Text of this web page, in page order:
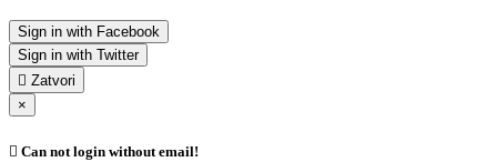
Sign in with Facebook
Sign in with Twitter
 Zatvori
×
 Can not login without email!